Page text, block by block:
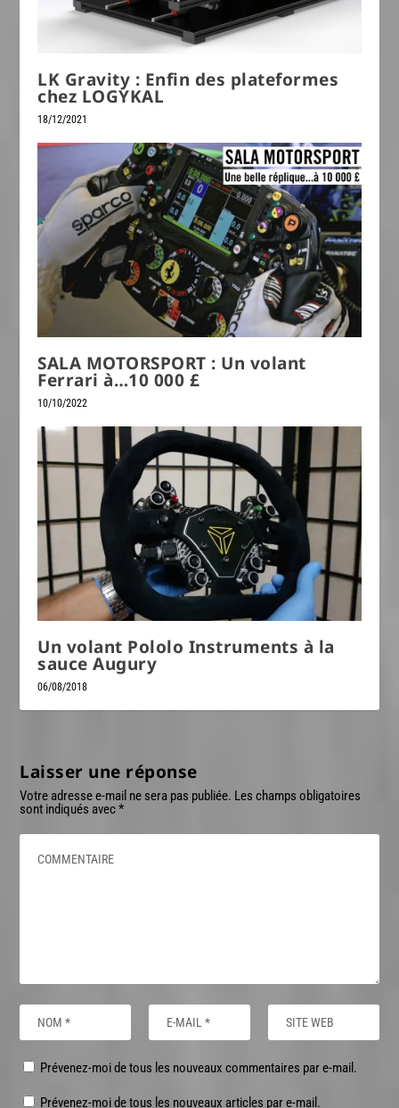
LK Gravity : Enfin des plateformes
chez LOGYKAL
18/12/2021
SALA MOTORSPORT : Un volant
Ferrari à…10 000 £
10/10/2022
Un volant Pololo Instruments à la
sauce Augury
06/08/2018
Laisser une réponse
Votre adresse e-mail ne sera pas publiée. Les champs obligatoires
sont indiqués avec*
Prévenez-moi de tous les nouveaux commentaires par e-mail.
Prévenez-moi de tous les nouveaux articles par e-mail.